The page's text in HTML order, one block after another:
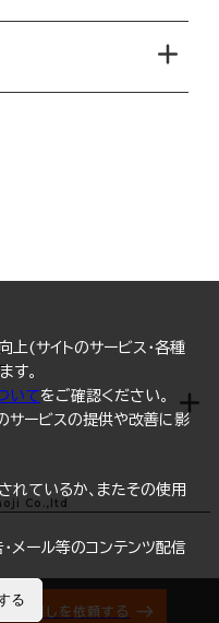
まとめて資料請求
ィス探しを依頼する
上(サイトのサービス・各種
す。
いてをご確認ください。
サービスの提供や改善に影
れているか、またその使用
メール等のコンテンツ配信
る
Co.,ltd